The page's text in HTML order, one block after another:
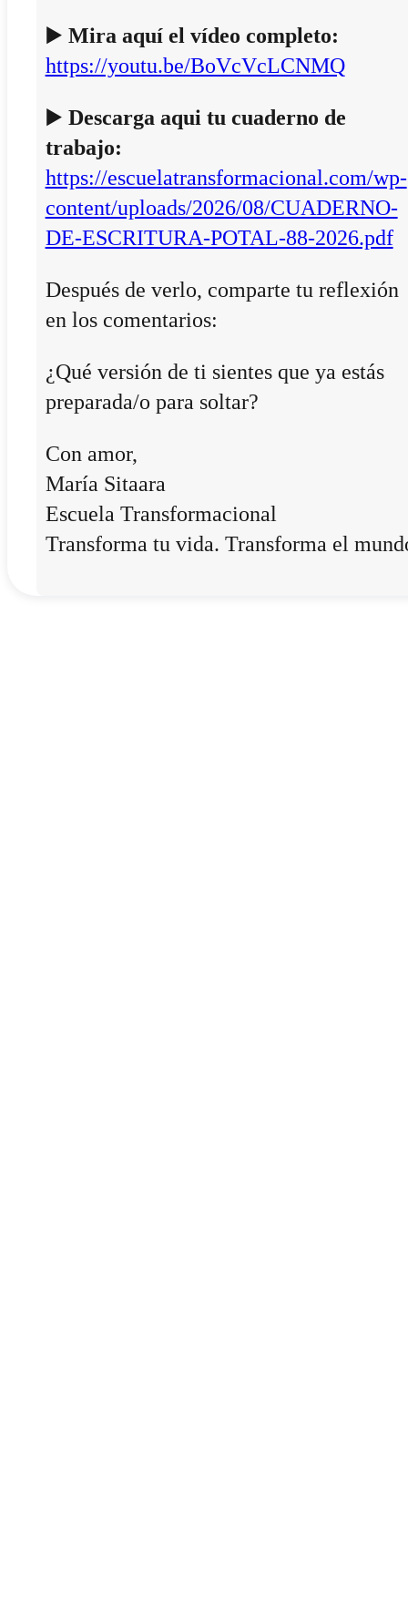
▶️ Mira aquí el vídeo completo:
https://youtu.be/BoVcVcLCNMQ
▶️ Descarga aqui tu cuaderno de
trabajo:
https://escuelatransformacional.com/wp-
content/uploads/2026/08/CUADERNO-
DE-ESCRITURA-POTAL-88-2026.pdf
Después de verlo, comparte tu reflexión
en los comentarios:
¿Qué versión de ti sientes que ya estás
preparada/o para soltar?
Con amor,
María Sitaara
Escuela Transformacional
Transforma tu vida. Transforma el